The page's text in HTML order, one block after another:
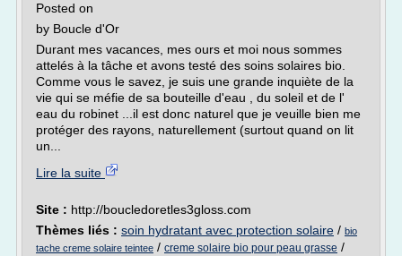
Posted on
by Boucle d'Or
Durant mes vacances, mes ours et moi nous sommes
attelés à la tâche et avons testé des soins solaires bio.
Comme vous le savez, je suis une grande inquiète de la
vie qui se méfie de sa bouteille d'eau , du soleil et de l'
eau du robinet ...il est donc naturel que je veuille bien me
protéger des rayons, naturellement (surtout quand on lit
un...
Lire la suite
Site : http://boucledoretles3gloss.com
Thèmes liés : soin hydratant avec protection solaire / bio
tache creme solaire teintee / creme solaire bio pour peau grasse /